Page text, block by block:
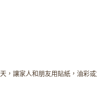
，讓家人和朋友用貼紙，油彩